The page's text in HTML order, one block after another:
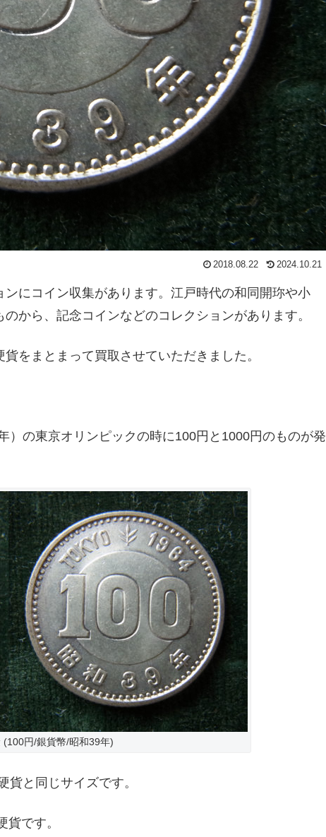
2018.08.22 2024.10.21
にコイン収集があります。江戸時代の和同開珎や小
から、記念コインなどのコレクションがあります。
をまとまって買取させていただきました。
）の東京オリンピックの時に100円と1000円のものが発
円/銀貨幣/昭和39年)
貨と同じサイズです。
です。